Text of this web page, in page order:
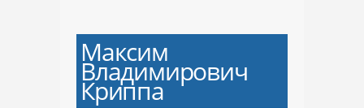
Максим
Владимирович
Криппа